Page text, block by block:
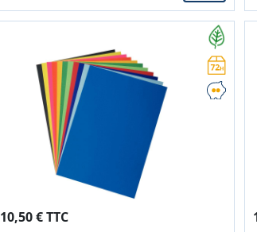
10,50 € TTC